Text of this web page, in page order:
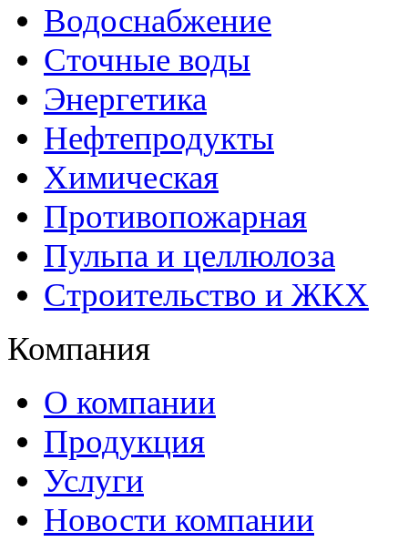
Водоснабжение
Сточные воды
Энергетика
Нефтепродукты
Химическая
Противопожарная
Пульпа и целлюлоза
Строительство и ЖКХ
Компания
О компании
Продукция
Услуги
Новости компании